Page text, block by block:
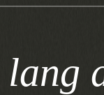
lang